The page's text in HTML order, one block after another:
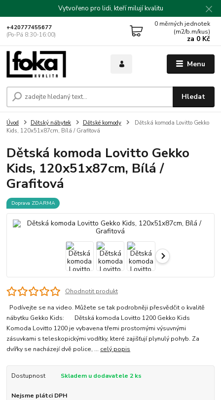
Vytvořeno pro lidi, kteří milují kvalitu
Menu
Hledat
+420777455677
(Po-Pá 8:30-16:00)
0 měrných jednotek
(m2/b.m/kus)
za 0 Kč
Úvod Dětský nábytek Dětské komody
Dětská komoda Lovitto Gekko
Kids, 120x51x87cm, Bílá / Grafitová
Dětská komoda Lovitto Gekko
Kids, 120x51x87cm, Bílá /
Grafitová
Doprava ZDARMA
Ohodnotit produkt
Podívejte se na video. Můžete se tak podrobněji přesvědčit o kvalitě
nábytku Gekko Kids: Dětská komoda Lovitto 1200 Gekko Kids
Komoda Lovitto 1200 je vybavena třemi prostornými výsuvnými
zásuvkami s teleskopickými vodítky, které zajišťují plynulý pohyb. Za
dvířky se nacházejí dvě police, ... celý popis
Dostupnost Skladem u dodavatele 2 ks
Nejsme plátci DPH